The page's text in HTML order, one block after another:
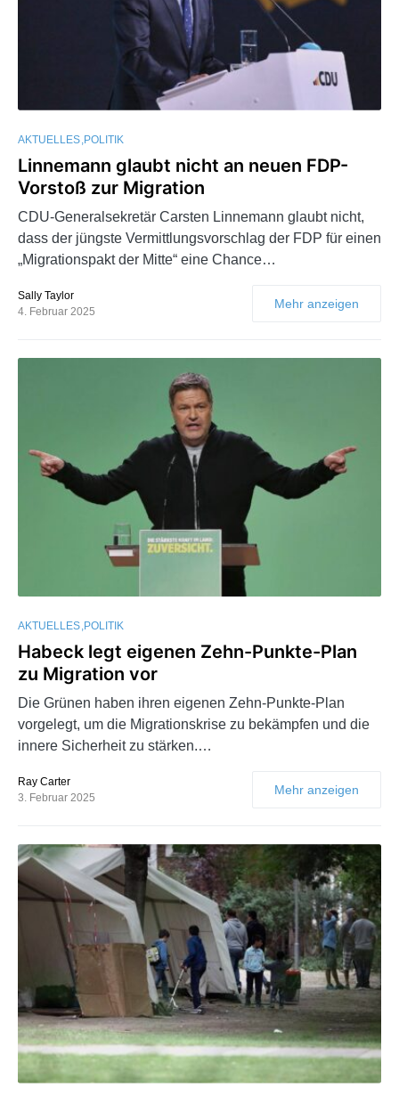
AKTUELLES POLITIK
Linnemann glaubt nicht an neuen FDP-
Vorstoß zur Migration
CDU-Generalsekretär Carsten Linnemann glaubt nicht,
dass der jüngste Vermittlungsvorschlag der FDP für einen
„Migrationspakt der Mitte“ eine Chance…
Sally Taylor
4. Februar 2025
Mehr anzeigen
AKTUELLES POLITIK
Habeck legt eigenen Zehn-Punkte-Plan
zu Migration vor
Die Grünen haben ihren eigenen Zehn-Punkte-Plan
vorgelegt, um die Migrationskrise zu bekämpfen und die
innere Sicherheit zu stärken.…
Ray Carter
3. Februar 2025
Mehr anzeigen